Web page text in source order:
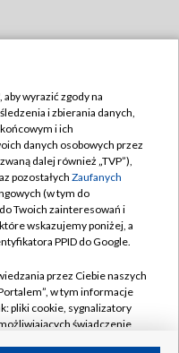
TVP
wyrazić zgody na
i zbierania danych,
i ich
danych osobowych przez
dalej również „TVP”),
pozostałych Zaufanych
(w tym do
Twoich zainteresowań i
wskazujemy poniżej, a
PPID do Google.
przez Ciebie naszych
w tym informacje
pliki cookie, sygnalizatory
świadczenie